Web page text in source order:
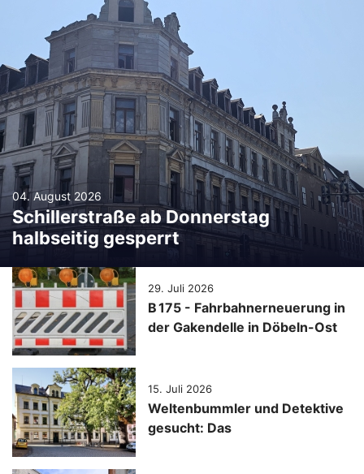
Schillerstraße ab Donnerstag
halbseitig gesperrt
04. August 2026
B 175 - Fahrbahnerneuerung in
der Gakendelle in Döbeln-Ost
29. Juli 2026
Weltenbummler und Detektive
gesucht: Das
15. Juli 2026